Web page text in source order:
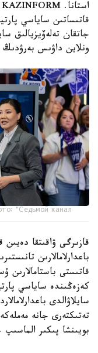
قاتىساتىن ساياسي
جاتقان تەلەۆيزيالىق
ونلاين داۋىس بەرۋدىڭ
"Седьмой канал"
قازىرگى ۋاقىتقا دەيىن
باعدارلامالارىن
قاتىستى باستامالارىن
كەزەڭىندە ساياسي
سايلاۋالدى
تەتىكتەرى جانە
بويىنشا پىكىر الماسىپ